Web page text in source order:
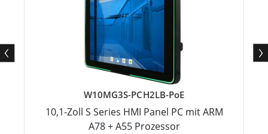
W10MG3S-PCH2LB-PoE
10,1-Zoll S Series HMI Panel PC mit ARM
A78 + A55 Prozessor